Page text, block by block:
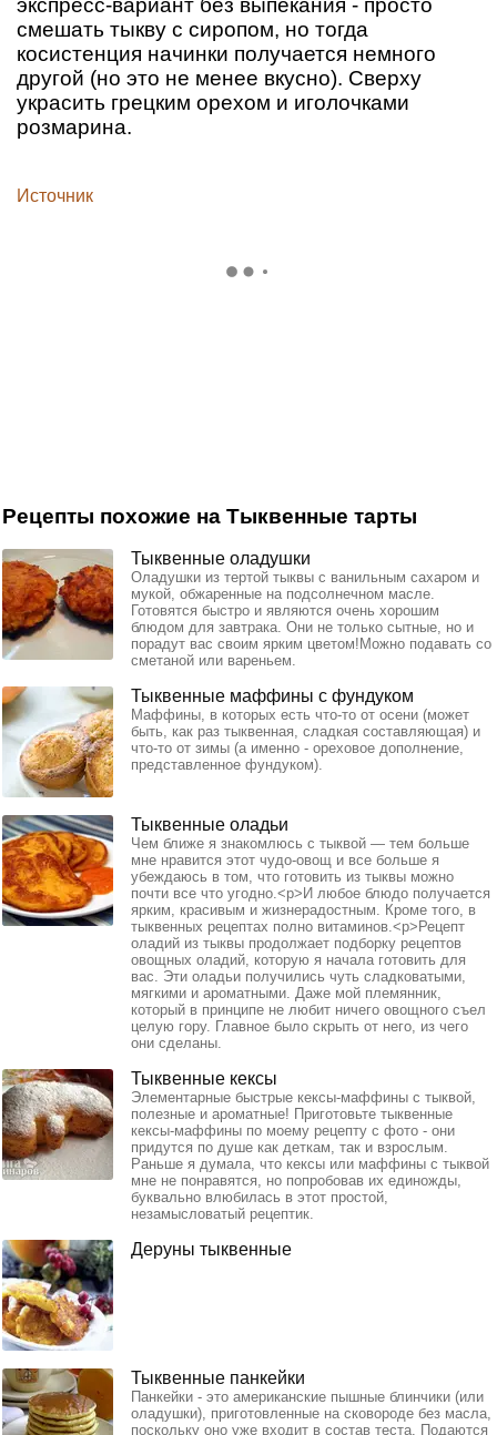
экспресс-вариант без выпекания - просто
смешать тыкву с сиропом, но тогда
косистенция начинки получается немного
другой (но это не менее вкусно). Сверху
украсить грецким орехом и иголочками
розмарина.
Источник
Рецепты похожие на Тыквенные тарты
Тыквенные оладушки
Оладушки из тертой тыквы с ванильным сахаром и
мукой, обжаренные на подсолнечном масле.
Готовятся быстро и являются очень хорошим
блюдом для завтрака. Они не только сытные, но и
порадут вас своим ярким цветом!Можно подавать со
сметаной или вареньем.
Тыквенные маффины с фундуком
Маффины, в которых есть что-то от осени (может
быть, как раз тыквенная, сладкая составляющая) и
что-то от зимы (а именно - ореховое дополнение,
представленное фундуком).
Тыквенные оладьи
Чем ближе я знакомлюсь с тыквой — тем больше
мне нравится этот чудо-овощ и все больше я
убеждаюсь в том, что готовить из тыквы можно
почти все что угодно.<p>И любое блюдо получается
ярким, красивым и жизнерадостным. Кроме того, в
тыквенных рецептах полно витаминов.<p>Рецепт
оладий из тыквы продолжает подборку рецептов
овощных оладий, которую я начала готовить для
вас. Эти оладьи получились чуть сладковатыми,
мягкими и ароматными. Даже мой племянник,
который в принципе не любит ничего овощного съел
целую гору. Главное было скрыть от него, из чего
они сделаны.
Тыквенные кексы
Элементарные быстрые кексы-маффины с тыквой,
полезные и ароматные! Приготовьте тыквенные
кексы-маффины по моему рецепту с фото - они
придутся по душе как деткам, так и взрослым.
Раньше я думала, что кексы или маффины с тыквой
мне не понравятся, но попробовав их единожды,
буквально влюбилась в этот простой,
незамысловатый рецептик.
Деруны тыквенные
Тыквенные панкейки
Панкейки - это американские пышные блинчики (или
оладушки), приготовленные на сковороде без масла,
поскольку оно уже входит в состав теста. Подаются